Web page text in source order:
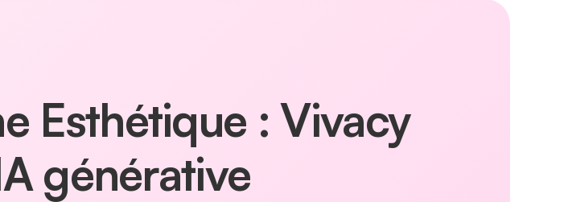
Esthétique : Vivacy
générative